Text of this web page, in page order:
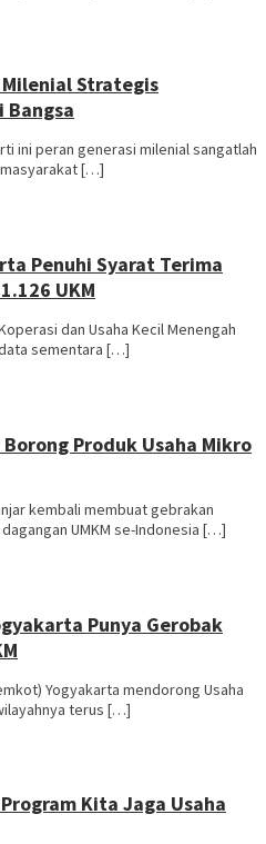
Strategis
Bangsa
ini peran generasi milenial sangatlah
[…]
Penuhi Syarat Terima
UKM
dan Usaha Kecil Menengah
sementara […]
Produk Usaha Mikro
kembali membuat gebrakan
UMKM se-Indonesia […]
Punya Gerobak
Yogyakarta mendorong Usaha
terus […]
Kita Jaga Usaha